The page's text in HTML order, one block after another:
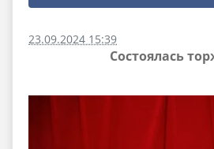
23.09.2024 15:39
Состоялась